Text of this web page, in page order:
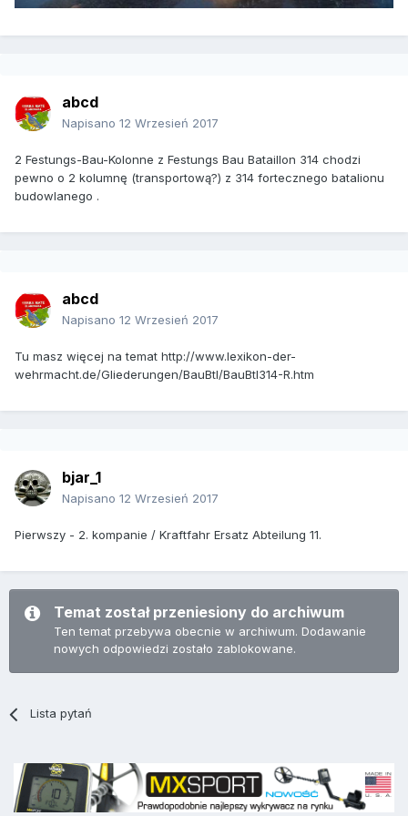
abcd
Napisano 12 Wrzesień 2017
2 Festungs-Bau-Kolonne z Festungs Bau Bataillon 314 chodzi
pewno o 2 kolumnę (transportową?) z 314 fortecznego batalionu
budowlanego .
abcd
Napisano 12 Wrzesień 2017
Tu masz więcej na temat http://www.lexikon-der-
wehrmacht.de/Gliederungen/BauBtl/BauBtl314-R.htm
bjar_1
Napisano 12 Wrzesień 2017
Pierwszy - 2. kompanie / Kraftfahr Ersatz Abteilung 11.
Temat został przeniesiony do archiwum
Ten temat przebywa obecnie w archiwum. Dodawanie
nowych odpowiedzi zostało zablokowane.
Lista pytań